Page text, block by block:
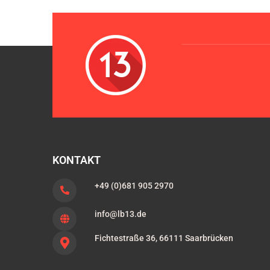
KONTAKT
+49 (0)681 905 2970
info@lb13.de
Fichtestraße 36, 66111 Saarbrücken